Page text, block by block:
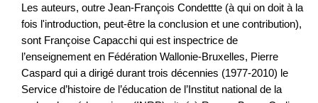
Les auteurs, outre Jean-François Condettte (à qui on doit à la
fois l'introduction, peut-être la conclusion et une contribution),
sont Françoise Capacchi qui est inspectrice de
l’enseignement en Fédération Wallonie-Bruxelles, Pierre
Caspard qui a dirigé durant trois décennies (1977-2010) le
Service d’histoire de l’éducation de l’Institut national de la